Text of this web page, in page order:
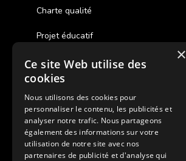
Charte qualité
Projet éducatif
Des colonies de vacances inclusives
Assurances annulations
Aides financières pour partir en colonie
Charte de confidentialité
×
Ce site Web utilise des
cookies
Nous utilisons des cookies pour
personnaliser le contenu, les publicités et
analyser notre trafic. Nous partageons
également des informations sur votre
utilisation de notre site avec nos
partenaires de publicité et d'analyse qui